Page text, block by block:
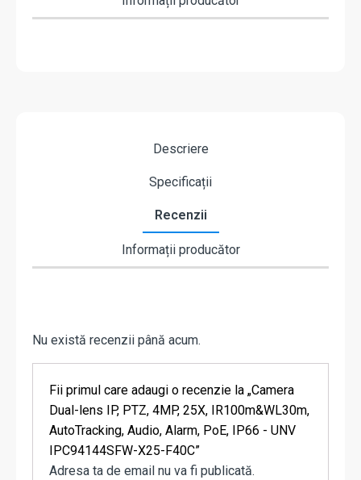
Descriere
Specificații
Recenzii
Informații producător
Nu există recenzii până acum.
Fii primul care adaugi o recenzie la „Camera
Dual-lens IP, PTZ, 4MP, 25X, IR100m&WL30m,
AutoTracking, Audio, Alarm, PoE, IP66 - UNV
IPC94144SFW-X25-F40C”
Adresa ta de email nu va fi publicată.